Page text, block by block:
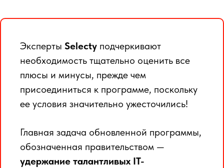
Эксперты Selecty подчеркивают
необходимость тщательно оценить все
плюсы и минусы, прежде чем
присоединиться к программе, поскольку
ее условия значительно ужесточились!
Главная задача обновленной программы,
обозначенная правительством —
удержание талантливых IT-